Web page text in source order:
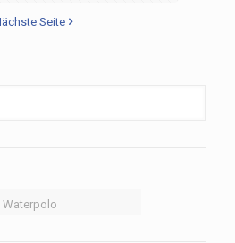
Seite
Waterpolo